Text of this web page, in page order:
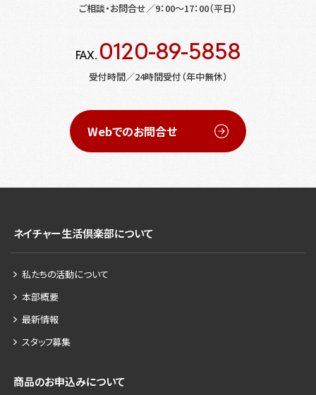
ご相談・お問合せ／9：00～17：00（平日）
FAX. 0120-89-5858
受付時間／24時間受付（年中無休）
Webでのお問合せ
ネイチャー生活倶楽部について
私たちの活動について
本部概要
最新情報
スタッフ募集
商品のお申込みについて